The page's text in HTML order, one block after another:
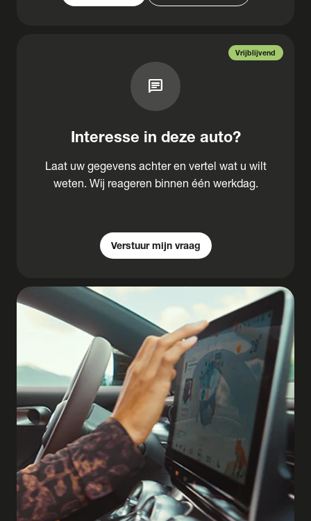
Vrijblijvend
chat
Interesse in deze auto?
Laat uw gegevens achter en vertel wat u wilt
weten. Wij reageren binnen één werkdag.
Verstuur mijn vraag